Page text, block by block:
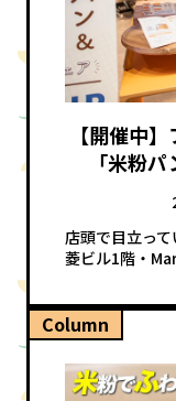
【開催中
「米粉
店頭で目立っ
菱ビル1階・
Column